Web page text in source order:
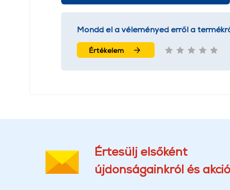
Mondd el a véleményed erről a
Értékelem
Értesülj elsőként
újdonságainkról és